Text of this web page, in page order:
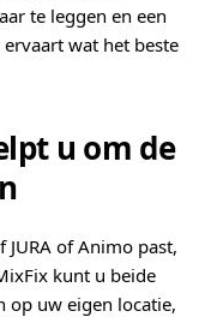
te leggen en een
wat het beste
u om de
of Animo past,
kunt u beide
op uw eigen locatie,